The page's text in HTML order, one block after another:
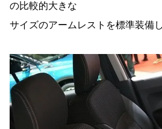
の比較的大きな
サイズのアームレストを標準装備